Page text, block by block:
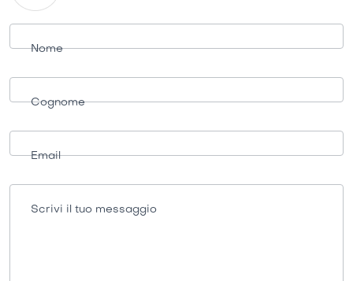
Richiesta
informazioni
Nome
Cognome
Email
Scrivi il tuo messaggio